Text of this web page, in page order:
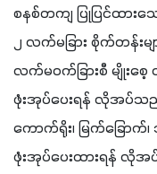
စနစ်တကျ ပြုပြင်ထား
၂ လက်မခြား စိုက်တန်းမ
လက်မဝက်ခြားစီ မျိုးစေ့ တ
ဖုံးအုပ်ပေးရန် လိုအပ်သည်
ကောက်ရိုး၊ မြက်ခြောက်
ဖုံးအုပ်ပေးထားရန် လိုအ